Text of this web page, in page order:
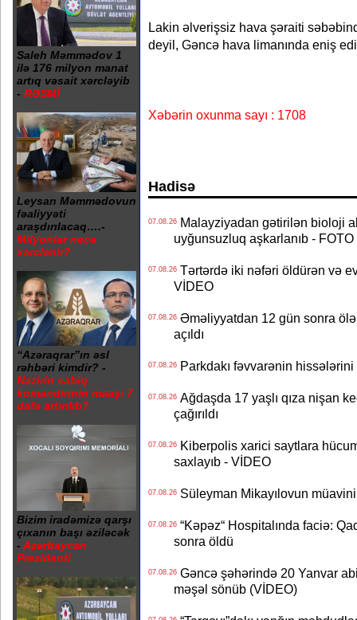
Saleh Məmmədov 1
ilə 176 milyon manat
artıq vəsait xərcləyib
- RƏSMİ
Leysan Məmmədovun
fəaliyyəti
araşdırılacaq….-
Milyonlar necə
xərclənir?
“Azəraqrar”ın əsl
rəhbəri kimdir? -
Nazirin sabiq
komandirinin maaşı 7
dəfə artırılıb?
Bizim iradəmizə qarşı
çıxanın başı əziləcək
- Azərbaycan
Prezidenti
Lakin əlverişsiz hava şəraiti
deyil, Gəncə hava limanında eniş
Xəbərin oxunma sayı : 1708
Hadisə
07.08.26Malayziyadan gətirilən bioloji
uyğunsuzluq aşkarlanıb - FOTO
07.08.26Tərtərdə iki nəfəri öldürən və
VİDEO
07.08.26Əməliyyatdan 12 gün sonra
açıldı
07.08.26Parkdakı fəvvarənin hissələrini
07.08.26Ağdaşda 17 yaşlı qıza nişan
çağırıldı
07.08.26Kiberpolis xarici saytlara
saxlayıb - VİDEO
07.08.26Süleyman Mikayılovun
07.08.26“Kəpəz“ Hospitalında faciə:
sonra öldü
07.08.26Gəncə şəhərində 20 Yanvar
məşəl sönüb (VİDEO)